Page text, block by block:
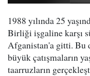
1988 yılında 25
Birliği işgaline karşı
Afganistan'a gitti. Bu
büyük çatışmaların
taarruzların